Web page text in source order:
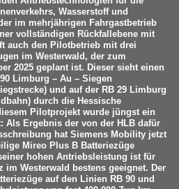
Wasserstoff und
im mehrjährigen Fahrgastbetrieb
vollständigen Rückfallebene mit
auch den Pilotbetrieb mit drei
im Westerwald, der zum
2025 geplant ist. Dieser sieht einen
Limburg – Au – Siegen
und auf der RB 29 Limburg
durch die Hessische
Pilotprojekt wurde jüngst ein
Als Ergebnis der von der HLB dafür
hat Siemens Mobility jetzt
Mireo Plus B Batteriezüge
hohen Antriebsleistung ist für
Westerwald bestens geeignet. Der
auf den Linien RB 90 und